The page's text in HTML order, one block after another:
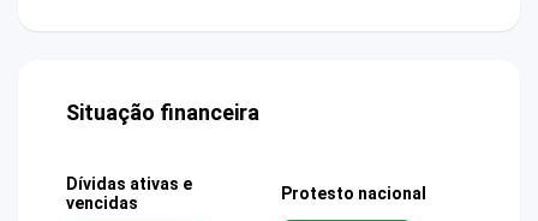
Situação financeira
Dívidas ativas e
vencidas
Protesto nacional